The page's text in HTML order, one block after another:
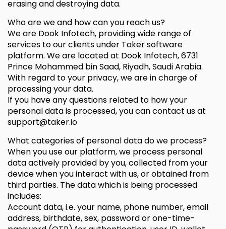
erasing and destroying data.
Who are we and how can you reach us?
We are Dook Infotech, providing wide range of
services to our clients under Taker software
platform. We are located at Dook Infotech, 6731
Prince Mohammed bin Saad, Riyadh, Saudi Arabia.
With regard to your privacy, we are in charge of
processing your data.
If you have any questions related to how your
personal data is processed, you can contact us at
support@taker.io
What categories of personal data do we process?
When you use our platform, we process personal
data actively provided by you, collected from your
device when you interact with us, or obtained from
third parties. The data which is being processed
includes:
Account data, i.e. your name, phone number, email
address, birthdate, sex, password or one-time-